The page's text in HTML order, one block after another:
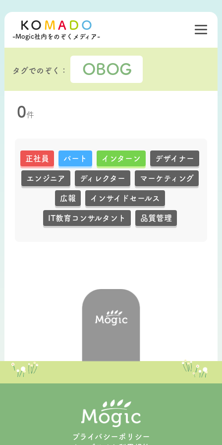
KO M A D O
-Mogic社内をのぞくメディア-
タグでのぞく： OBOG
0件
正社員 パート インターン デザイナー
エンジニア ディレクター マーケティング
広報 インサイドセールス
IT教育コンサルタント 品質管理
プライバシーポリシー